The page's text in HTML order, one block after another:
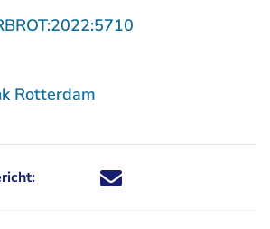
Rotterdam
Deel dit nieuwsbericht via X -
Deel dit nieuwsbericht via
Deel dit nieuwsbericht
Deel dit